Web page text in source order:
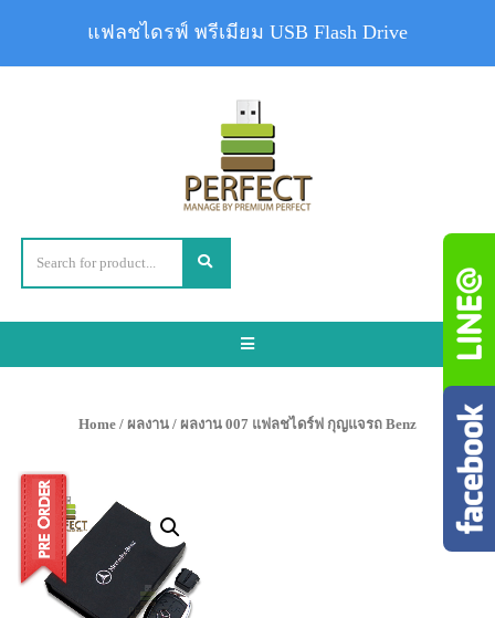
Toggle
Home / ผลงาน / ผลงาน 007 แฟลชไดร์ฟ กุญแจรถ Benz
แฟลชไดรฟ์ พรีเมียม USB Flash Drive